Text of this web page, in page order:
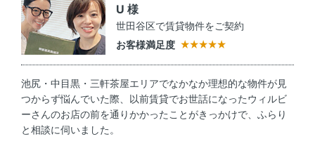
U 様
世田谷区で賃貸物件をご契約
お客様満足度
池尻・中目黒・三軒茶屋エリアでなかなか理想的な物件が見
つからず悩んでいた際、以前賃貸でお世話になったウィルビ
ーさんのお店の前を通りかかったことがきっかけで、ふらり
と相談に伺いました。